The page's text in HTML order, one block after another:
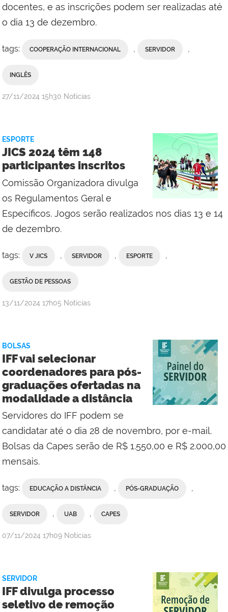
docentes, e as inscrições podem ser realizadas até
o dia 13 de dezembro.
tags: COOPERAÇÃO INTERNACIONAL , SERVIDOR ,
INGLÊS
por
publicado
27/11/2024 15h30 Notícias
ESPORTE
JICS 2024 têm 148
participantes inscritos
Comissão Organizadora divulga
os Regulamentos Geral e
Específicos. Jogos serão realizados nos dias 13 e 14
de dezembro.
tags: V JICS SERVIDOR ESPORTE
GESTÃO DE PESSOAS
por
Reitoria
publicado
13/11/2024 17h05 Notícias
BOLSAS
IFF vai selecionar
coordenadores para pós-
graduações ofertadas na
modalidade a distância
Servidores do IFF podem se
candidatar até o dia 28 de novembro, por e-mail.
Bolsas da Capes serão de R$ 1.550,00 e R$ 2.000,00
mensais.
tags: EDUCAÇÃO A DISTÂNCIA , PÓS-GRADUAÇÃO ,
SERVIDOR , UAB , CAPES
por
publicado
07/11/2024 17h09 Notícias
SERVIDOR
IFF divulga processo
seletivo de remoção